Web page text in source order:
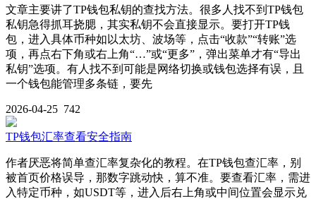
文章主要讲了TP钱包私钥的查找方法。很多人找不到TP钱包
私钥急得抓耳挠腮，其实私钥不会直接显示。要打开TP钱
包，进入具体币种如以太坊、波场等，点击“收款”“转账”选
项，再点右下角或右上角“…”或“更多”，弹出菜单才有“导出
私钥”选项。有人找不到可能是网络切换或钱包选择有误，且
一个钱包能管理多条链，要先
2026-04-25 742
TP钱包汇率查看安全指南
作者厌恶将简单查汇率复杂化的教程。在TP钱包查汇率，别
被首页价格误导，那数字跳动快，算不准。要查看汇率，需进
入特定币种，如USDT等，进入后右上角或中间位置会显示兑